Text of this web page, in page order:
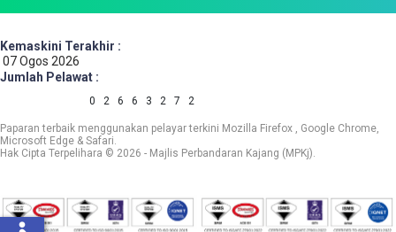
Kemaskini Terakhir :
07 Ogos 2026
Jumlah Pelawat :
0 2 6 6 3 2 7 2
Paparan terbaik menggunakan pelayar terkini Mozilla Firefox , Google Chrome,
Microsoft Edge & Safari.
Hak Cipta Terpelihara © 2026 - Majlis Perbandaran Kajang (MPKj).